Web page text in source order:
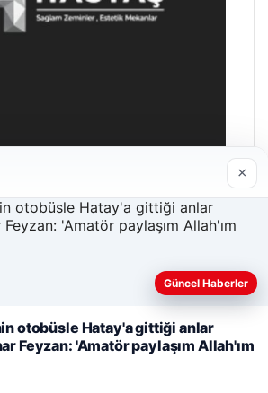
Haberler
ve geliştirmek amacıyla çerezler
×
Güncel Haberler
otobüsle Hatay'a gittiği anlar
Feyzan: 'Amatör paylaşım Allah'ım